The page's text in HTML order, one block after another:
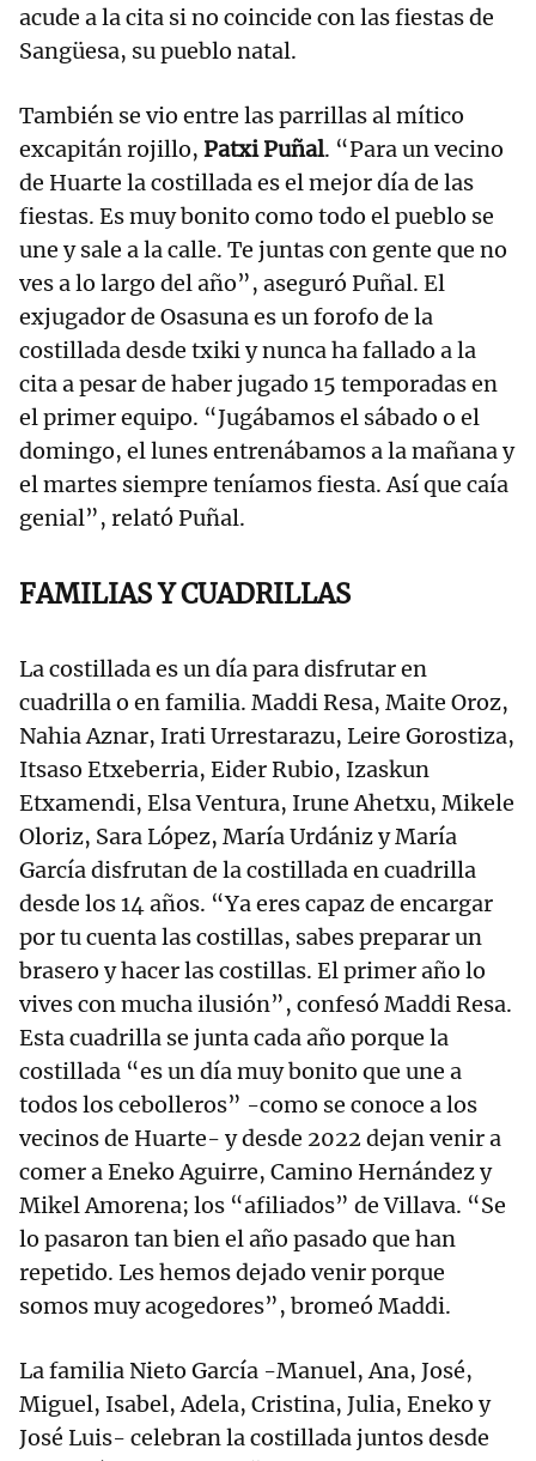
acude a la cita si no coincide con las fiestas de
Sangüesa, su pueblo natal.
También se vio entre las parrillas al mítico
excapitán rojillo, Patxi Puñal. “Para un vecino
de Huarte la costillada es el mejor día de las
fiestas. Es muy bonito como todo el pueblo se
une y sale a la calle. Te juntas con gente que no
ves a lo largo del año”, aseguró Puñal. El
exjugador de Osasuna es un forofo de la
costillada desde txiki y nunca ha fallado a la
cita a pesar de haber jugado 15 temporadas en
el primer equipo. “Jugábamos el sábado o el
domingo, el lunes entrenábamos a la mañana y
el martes siempre teníamos fiesta. Así que caía
genial”, relató Puñal.
FAMILIAS Y CUADRILLAS
La costillada es un día para disfrutar en
cuadrilla o en familia. Maddi Resa, Maite Oroz,
Nahia Aznar, Irati Urrestarazu, Leire Gorostiza,
Itsaso Etxeberria, Eider Rubio, Izaskun
Etxamendi, Elsa Ventura, Irune Ahetxu, Mikele
Oloriz, Sara López, María Urdániz y María
García disfrutan de la costillada en cuadrilla
desde los 14 años. “Ya eres capaz de encargar
por tu cuenta las costillas, sabes preparar un
brasero y hacer las costillas. El primer año lo
vives con mucha ilusión”, confesó Maddi Resa.
Esta cuadrilla se junta cada año porque la
costillada “es un día muy bonito que une a
todos los cebolleros” -como se conoce a los
vecinos de Huarte- y desde 2022 dejan venir a
comer a Eneko Aguirre, Camino Hernández y
Mikel Amorena; los “afiliados” de Villava. “Se
lo pasaron tan bien el año pasado que han
repetido. Les hemos dejado venir porque
somos muy acogedores”, bromeó Maddi.
La familia Nieto García -Manuel, Ana, José,
Miguel, Isabel, Adela, Cristina, Julia, Eneko y
José Luis- celebran la costillada juntos desde